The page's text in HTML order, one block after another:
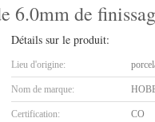
6.0mm de
Détails sur le produit:
Lieu d'origine:
Nom de marque:
Certification: CO